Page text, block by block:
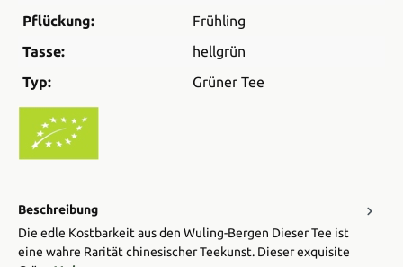
Pflückung:
Frühling
Tasse:
hellgrün
Typ:
Grüner Tee
Beschreibung
Die edle Kostbarkeit aus den Wuling-Bergen Dieser Tee ist
eine wahre Rarität chinesischer Teekunst. Dieser exquisite